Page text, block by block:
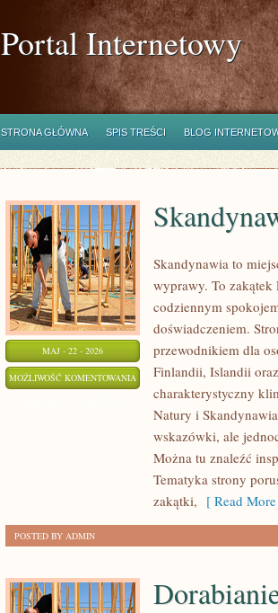
Portal Internetowy
STRONA GŁÓWNA SPIS TREŚCI BLOG
MAJ - 22 - 2026
MOŻLIWOŚĆ KOMENTOWANIA SKANDYNAWIA
Skandynawia to
wyprawy. To
codziennym
doświadczeniem.
przewodnikiem dla
Finlandii, Islandii
charakterystyczny
Natury i
wskazówki, ale
Można tu znaleźć
Tematyka strony
zakątki, [ Read
POSTED BY ADMIN